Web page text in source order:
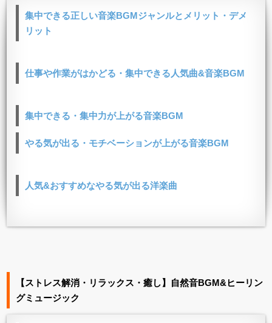
集中できる正しい音楽BGMジャンルとメリット・デメ
リット
仕事や作業がはかどる・集中できる人気曲&音楽BGM
集中できる・集中力が上がる音楽BGM
やる気が出る・モチベーションが上がる音楽BGM
人気&おすすめなやる気が出る洋楽曲
【ストレス解消・リラックス・癒し】自然音BGM&ヒーリン
グミュージック